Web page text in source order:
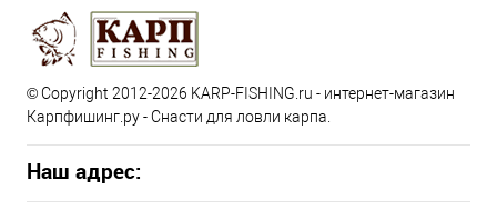
© Copyright 2012-2026 KARP-FISHING.ru - интернет-магазин
Карпфишинг.ру - Снасти для ловли карпа.
Наш адрес: